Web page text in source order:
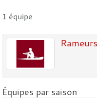
1 équipe
Équipes par saison